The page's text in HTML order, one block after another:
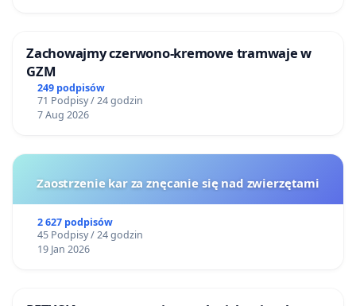
Zachowajmy czerwono-kremowe tramwaje w
GZM
249 podpisów
71 Podpisy / 24 godzin
7 Aug 2026
Zaostrzenie kar za znęcanie się nad zwierzętami
2 627 podpisów
45 Podpisy / 24 godzin
19 Jan 2026